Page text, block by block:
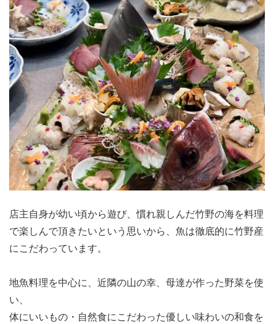
店主自身が幼い頃から遊び、慣れ親しんだ竹野の海を料理
で楽しんで頂きたいという思いから、魚は徹底的に竹野産
にこだわっています。
地魚料理を中心に、近隣の山の幸、母達が作った野菜を使
い、
体にいいもの・自然食にこだわった優しい味わいの和食を